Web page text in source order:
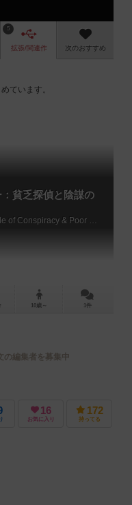
5
拡張/関連作 次のおすすめ
ています。
貧乏探偵と陰謀の
Lost Legacy - Castle of Conspiracy & Poor Detective
10歳～ 1件
の編集者を募集中
16
お気に入り
172
持ってる